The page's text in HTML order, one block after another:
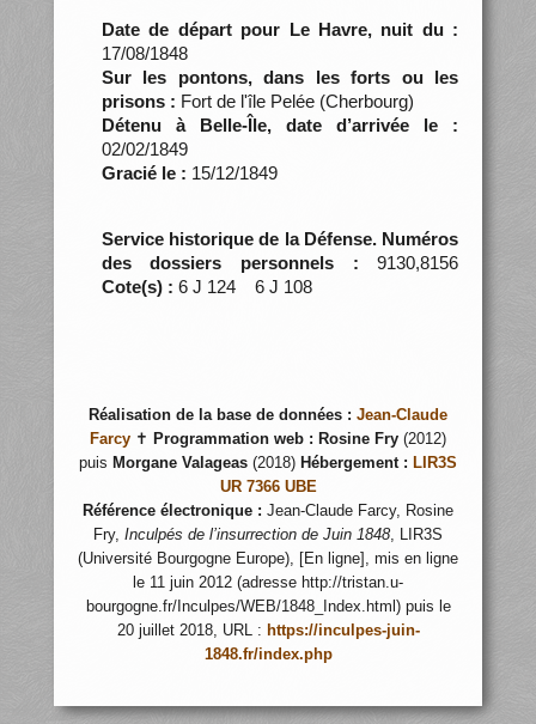
Date de départ pour Le Havre, nuit du :
17/08/1848
Sur les pontons, dans les forts ou les
prisons : Fort de l'île Pelée (Cherbourg)
Détenu à Belle-Île, date d’arrivée le :
02/02/1849
Gracié le : 15/12/1849
Service historique de la Défense. Numéros
des dossiers personnels :9130,8156
Cote(s) : 6 J 124 6 J 108
Réalisation de la base de données : Jean-Claude
Farcy ✝ Programmation web : Rosine Fry (2012)
puis Morgane Valageas (2018) Hébergement : LIR3S
UR 7366 UBE
Référence électronique : Jean-Claude Farcy, Rosine
Fry, Inculpés de l’insurrection de Juin 1848, LIR3S
(Université Bourgogne Europe), [En ligne], mis en ligne
le 11 juin 2012 (adresse http://tristan.u-
bourgogne.fr/Inculpes/WEB/1848_Index.html) puis le
20 juillet 2018, URL : https://inculpes-juin-
1848.fr/index.php